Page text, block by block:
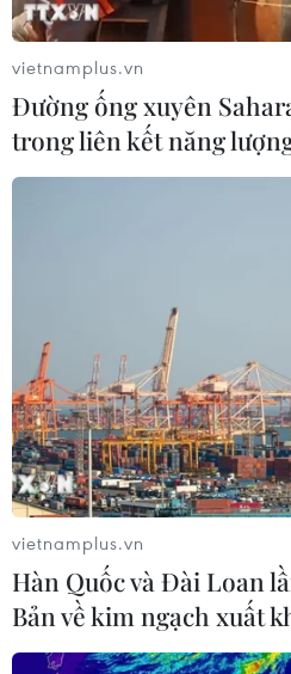
Liên minh châu Âu cho phép
viên giúp các công ty gặp
các biện pháp trừng phạt
vietnamplus.vn
Đường ống xuyên
trong liên kết năng
vietnamplus.vn
Hàn Quốc và Đài Loan
Bản về kim ngạch xuất